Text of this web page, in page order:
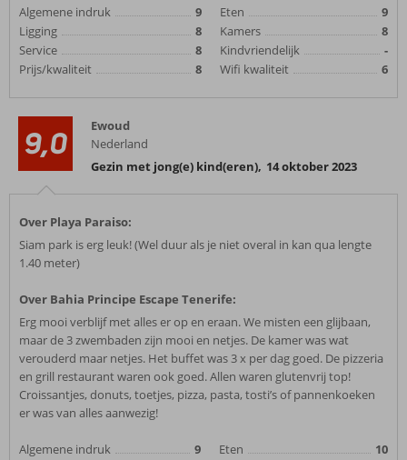
Algemene indruk
9
Ligging
8
Service
8
Prijs/kwaliteit
8
Eten
9
Kamers
8
Kindvriendelijk
-
Wifi kwaliteit
6
9,0
Ewoud
Nederland
Gezin met jong(e) kind(eren), 14 oktober 2023
Over Playa Paraiso:
Siam park is erg leuk! (Wel duur als je niet overal in kan qua lengte
1.40 meter)
Over Bahia Principe Escape Tenerife:
Erg mooi verblijf met alles er op en eraan. We misten een glijbaan,
maar de 3 zwembaden zijn mooi en netjes. De kamer was wat
verouderd maar netjes. Het buffet was 3 x per dag goed. De pizzeria
en grill restaurant waren ook goed. Allen waren glutenvrij top!
Croissantjes, donuts, toetjes, pizza, pasta, tosti’s of pannenkoeken
er was van alles aanwezig!
Algemene indruk 9 Eten 10